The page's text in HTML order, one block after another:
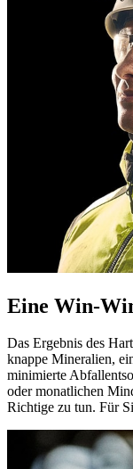
Eine Win-
Das Ergebnis des
knappe Mineralien,
minimierte
oder monatlichen
Richtige zu tun. Für